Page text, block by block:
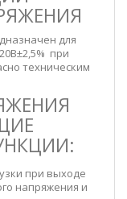
для
при
техническим
при выходе
напряжения и